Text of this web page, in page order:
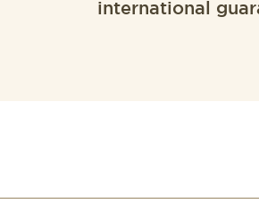
international